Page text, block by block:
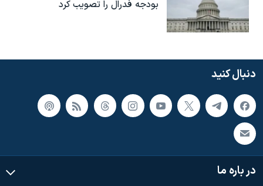
بودجه فدرال را تصویب کرد
دنبال کنید
در باره ما